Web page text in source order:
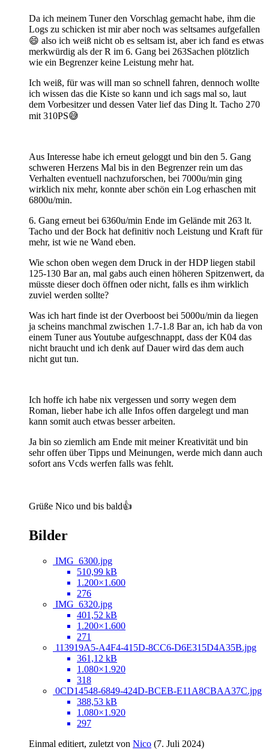
Da ich meinem Tuner den Vorschlag gemacht habe, ihm die
Logs zu schicken ist mir aber noch was seltsames aufgefallen
😄 also ich weiß nicht ob es seltsam ist, aber ich fand es etwas
merkwürdig als der R im 6. Gang bei 263Sachen plötzlich
wie ein Begrenzer keine Leistung mehr hat.
Ich weiß, für was will man so schnell fahren, dennoch wollte
ich wissen das die Kiste so kann und ich sags mal so, laut
dem Vorbesitzer und dessen Vater lief das Ding lt. Tacho 270
mit 310PS😅
Aus Interesse habe ich erneut geloggt und bin den 5. Gang
schweren Herzens Mal bis in den Begrenzer rein um das
Verhalten eventuell nachzuforschen, bei 7000u/min ging
wirklich nix mehr, konnte aber schön ein Log erhaschen mit
6800u/min.
6. Gang erneut bei 6360u/min Ende im Gelände mit 263 lt.
Tacho und der Bock hat definitiv noch Leistung und Kraft für
mehr, ist wie ne Wand eben.
Wie schon oben wegen dem Druck in der HDP liegen stabil
125-130 Bar an, mal gabs auch einen höheren Spitzenwert, da
müsste dieser doch öffnen oder nicht, falls es ihm wirklich
zuviel werden sollte?
Was ich hart finde ist der Overboost bei 5000u/min da liegen
ja scheins manchmal zwischen 1.7-1.8 Bar an, ich hab da von
einem Tuner aus Youtube aufgeschnappt, dass der K04 das
nicht braucht und ich denk auf Dauer wird das dem auch
nicht gut tun.
Ich hoffe ich habe nix vergessen und sorry wegen dem
Roman, lieber habe ich alle Infos offen dargelegt und man
kann somit auch etwas besser arbeiten.
Ja bin so ziemlich am Ende mit meiner Kreativität und bin
sehr offen über Tipps und Meinungen, werde mich dann auch
sofort ans Vcds werfen falls was fehlt.
Grüße Nico und bis bald👍
Bilder
IMG_6300.jpg
510,99 kB
1.200×1.600
276
IMG_6320.jpg
401,52 kB
1.200×1.600
271
113919A5-A4F4-415D-8CC6-D6E315D4A35B.jpg
361,12 kB
1.080×1.920
318
0CD14548-6849-424D-BCEB-E11A8CBAA37C.jpg
388,53 kB
1.080×1.920
297
Einmal editiert, zuletzt von Nico (7. Juli 2024)